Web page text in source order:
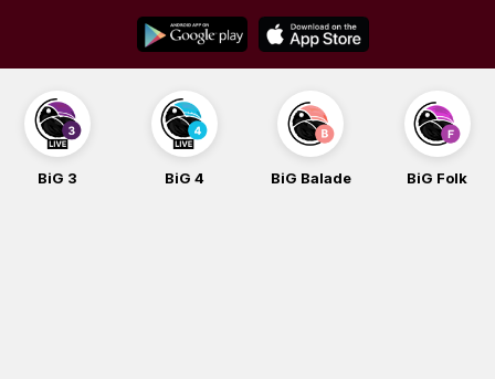
content
BiG 4 BiG Balade BiG Folk BiG iG